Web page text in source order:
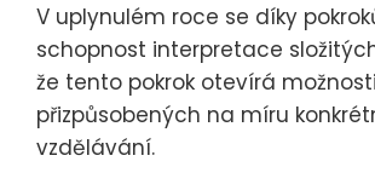
V uplynulém roce se díky
schopnost interpretace
že tento pokrok otevírá
přizpůsobených na míru
vzdělávání.